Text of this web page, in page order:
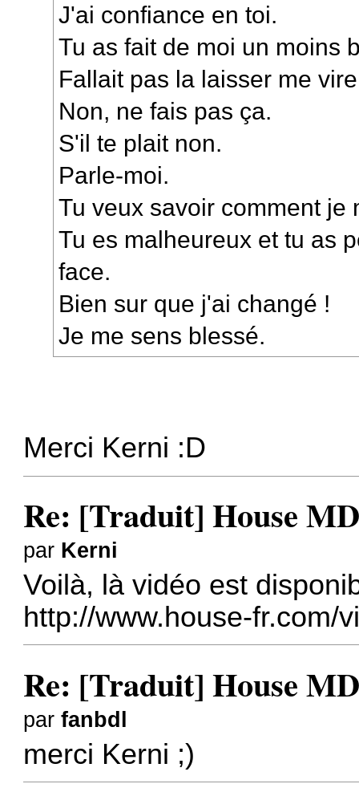
J'ai confiance en toi.
Tu as fait de moi un moins
Fallait pas la laisser me
Non, ne fais pas ça.
S'il te plait non.
Parle-moi.
Tu veux savoir comment je
Tu es malheureux et tu as
face.
Bien sur que j'ai changé !
Je me sens blessé.
Merci Kerni :D
Re: [Traduit] House
par Kerni
Voilà, là vidéo est
http://www.house-fr.com/
Re: [Traduit] House
parfanbdl
merci Kerni ;)